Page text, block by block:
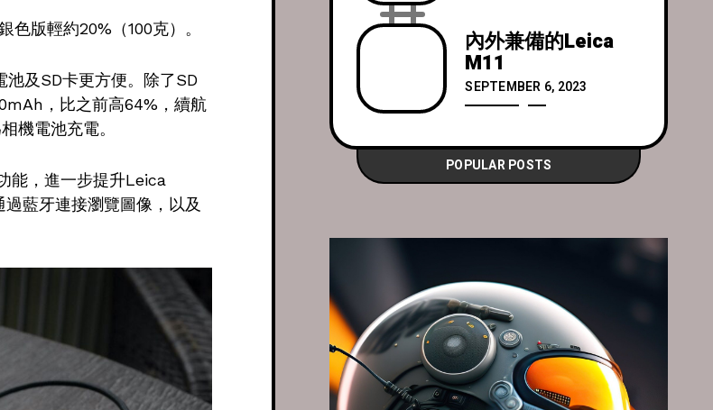
版輕約20%（100克）。
池及SD卡更方便。除了SD
，比之前高64%，續航
機電池充電。
能，進一步提升Leica
藍牙連接瀏覽圖像，以及
POPULAR POSTS
內外兼備的Leica
M11
SEPTEMBER 6, 2023